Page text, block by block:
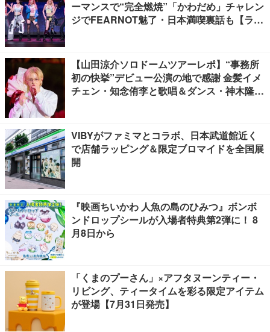
ーマンスで“完全燃焼”「かわだめ」チャレン
ジでFEARNOT魅了・日本満喫裏話も【ライ
【山田涼介ソロドームツアーレポ】“事務所
初の快挙”デビュー公演の地で感謝 金髪イメ
チェン・知念侑李と歌唱＆ダンス・神木隆之
VIBYがファミマとコラボ、日本武道館近く
で店舗ラッピング＆限定ブロマイドを全国展
開
『映画ちいかわ 人魚の島のひみつ』ボンボ
ンドロップシールが入場者特典第2弾に！ 8
月8日から
「くまのプーさん」×アフタヌーンティー・
リビング、ティータイムを彩る限定アイテム
が登場【7月31日発売】